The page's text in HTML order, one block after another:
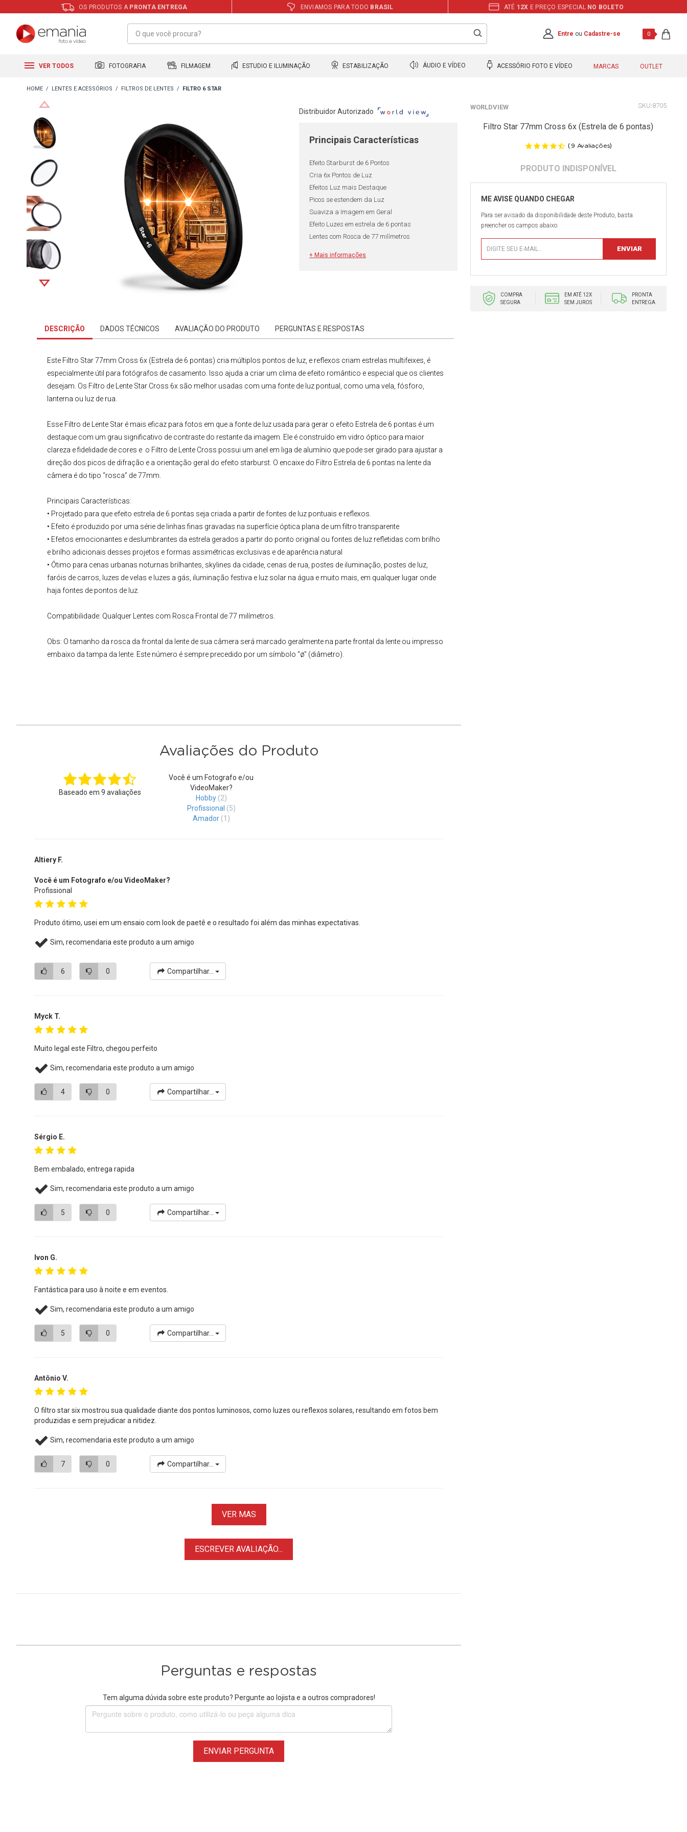
OS PRODUTOS A PRONTA ENTREGA ENVIAMOS PARA TODO BRASIL ATÉ 12X E PREÇO ESPECIAL NO BOLETO
Entre ou Cadastre-se 0
VER TODOS FOTOGRAFIA FILMAGEM ESTUDIO E ILUMINAÇÃO ESTABILIZAÇÃO ÁUDIO E VÍDEO ACESSÓRIO FOTO E VÍDEO MARCAS OUTLET
LENTES E ACESSÓRIOS FILTROS DE LENTES FILTRO 6 STAR
Distribuidor Autorizado
Principais Características
Efeito Starburst de 6 Pontos
Cria 6x Pontos de Luz
Efeitos Luz mais Destaque
Picos se estendem da Luz
Suaviza a Imagem em Geral
Efeito Luzes em estrela de 6 pontas
Lentes com Rosca de 77 milímetros
+ Mais informações
WORLDVIEW 8705
Filtro Star 77mm Cross 6x (Estrela de 6 pontas)
( 9 Avaliações)
Para ser avisado da disponibilidade deste Produto, basta
preencher os campos abaixo.
COMPRA
SEGURA
EM ATÉ 12X
SEM JUROS
PRONTA
ENTREGA
DESCRIÇÃO DADOS TÉCNICOS AVALIAÇÃO DO PRODUTO PERGUNTAS E RESPOSTAS
Este Filtro Star 77mm Cross 6x (Estrela de 6 pontas) cria múltiplos pontos de luz, e reflexos criam estrelas multifeixes, é
especialmente útil para fotógrafos de casamento. Isso ajuda a criar um clima de efeito romântico e especial que os clientes
desejam. Os Filtro de Lente Star Cross 6x são melhor usadas com uma fonte de luz pontual, como uma vela, fósforo,
lanterna ou luz de rua.
Esse Filtro de Lente Star é mais eficaz para fotos em que a fonte de luz usada para gerar o efeito Estrela de 6 pontas é um
destaque com um grau significativo de contraste do restante da imagem. Ele é construído em vidro óptico para maior
clareza e fidelidade de cores e o Filtro de Lente Cross possui um anel em liga de alumínio que pode ser girado para ajustar a
direção dos picos de difração e a orientação geral do efeito starburst. O encaixe do Filtro Estrela de 6 pontas na lente da
câmera é do tipo “rosca” de 77mm.
Principais Características:
• Projetado para que efeito estrela de 6 pontas seja criada a partir de fontes de luz pontuais e reflexos.
• Efeito é produzido por uma série de linhas finas gravadas na superfície óptica plana de um filtro transparente
• Efeitos emocionantes e deslumbrantes da estrela gerados a partir do ponto original ou fontes de luz refletidas com brilho
e brilho adicionais desses projetos e formas assimétricas exclusivas e de aparência natural
• Ótimo para cenas urbanas noturnas brilhantes, skylines da cidade, cenas de rua, postes de iluminação, postes de luz,
faróis de carros, luzes de velas e luzes a gás, iluminação festiva e luz solar na água e muito mais, em qualquer lugar onde
haja fontes de pontos de luz.
Compatibilidade: Qualquer Lentes com Rosca Frontal de 77 milímetros.
Obs: O tamanho da rosca da frontal da lente de sua câmera será marcado geralmente na parte frontal da lente ou impresso
embaixo da tampa da lente. Este número é sempre precedido por um símbolo "ø" (diâmetro).
Avaliações do Produto
Baseado em 9 avaliações
Você é um Fotografo e/ou
VideoMaker?
Hobby (2)
Profissional (5)
Amador (1)
Altiery F.
Você é um Fotografo e/ou VideoMaker?
Profissional
Produto ótimo, usei em um ensaio com look de paetê e o resultado foi além das minhas expectativas.
Sim, recomendaria este produto a um amigo
6 0 Compartilhar...
Myck T.
Muito legal este Filtro, chegou perfeito
Sim, recomendaria este produto a um amigo
4 0 Compartilhar...
Sérgio E.
Bem embalado, entrega rapida
Sim, recomendaria este produto a um amigo
5 0 Compartilhar...
Ivon G.
Fantástica para uso à noite e em eventos.
Sim, recomendaria este produto a um amigo
5 0 Compartilhar...
Antônio V.
O filtro star six mostrou sua qualidade diante dos pontos luminosos, como luzes ou reflexos solares, resultando em fotos bem
produzidas e sem prejudicar a nitidez.
Sim, recomendaria este produto a um amigo
7 0 Compartilhar...
VER MAS
ESCREVER AVALIAÇÃO...
Perguntas e respostas
Tem alguma dúvida sobre este produto? Pergunte ao lojista e a outros compradores!
ENVIAR PERGUNTA